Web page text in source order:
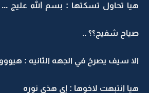
هيا تحاول تسكتها : بسم الله عليج
صياح شفيج؟؟ ..
الا سيف يصرخ في الجهه الثانيه :
هيا انتبهت لاخوها : إي هذي نوره